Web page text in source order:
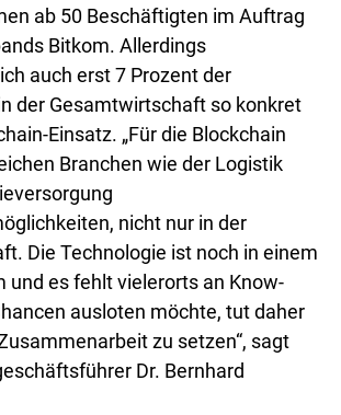
ab 50 Beschäftigten im Auftrag
Bitkom. Allerdings
auch erst 7 Prozent der
der Gesamtwirtschaft so konkret
Einsatz. „Für die Blockchain
Branchen wie der Logistik
nicht nur in der
Die Technologie ist noch in einem
und es fehlt vielerorts an Know-
ausloten möchte, tut daher
zu setzen“, sagt
Dr. Bernhard